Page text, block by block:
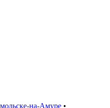
на-Амуре •